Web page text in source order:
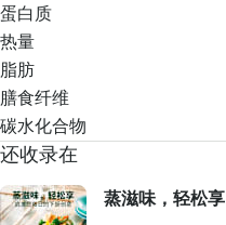
蛋白质
热量
脂肪
膳食纤维
碳水化合物
还收录在
蒸滋味，轻松享